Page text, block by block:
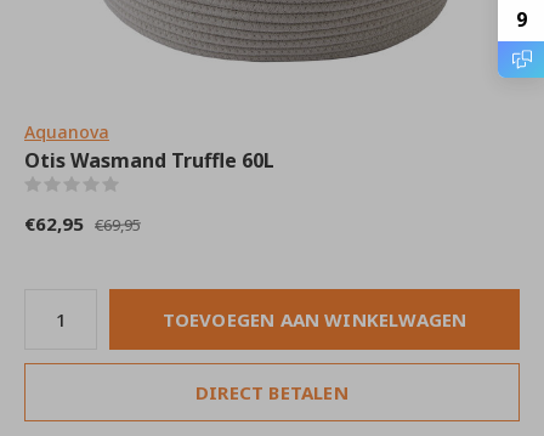
Aquanova
Otis Wasmand Truffle 60L
€62,95 €69,95
TOEVOEGEN AAN WINKELWAGEN
DIRECT BETALEN
9